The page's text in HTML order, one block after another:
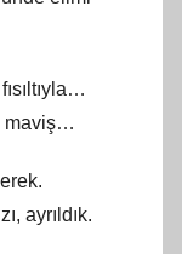
maviş…
ayrıldık.